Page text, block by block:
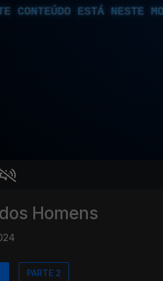
CONTEÚDO ESTÁ NESTE
Homens
PARTE 2